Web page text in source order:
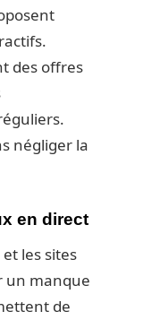
des offres
négliger la
en direct
les sites
un manque
de